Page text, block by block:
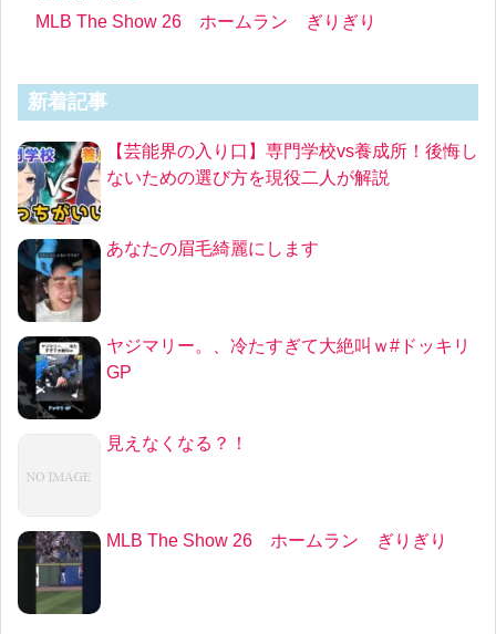
MLB The Show 26 ホームラン ぎりぎり
新着記事
【芸能界の入り口】専門学校vs養成所！後悔し
ないための選び方を現役二人が解説
あなたの眉毛綺麗にします
ヤジマリー。、冷たすぎて大絶叫ｗ#ドッキリ
GP
見えなくなる？！
MLB The Show 26 ホームラン ぎりぎり